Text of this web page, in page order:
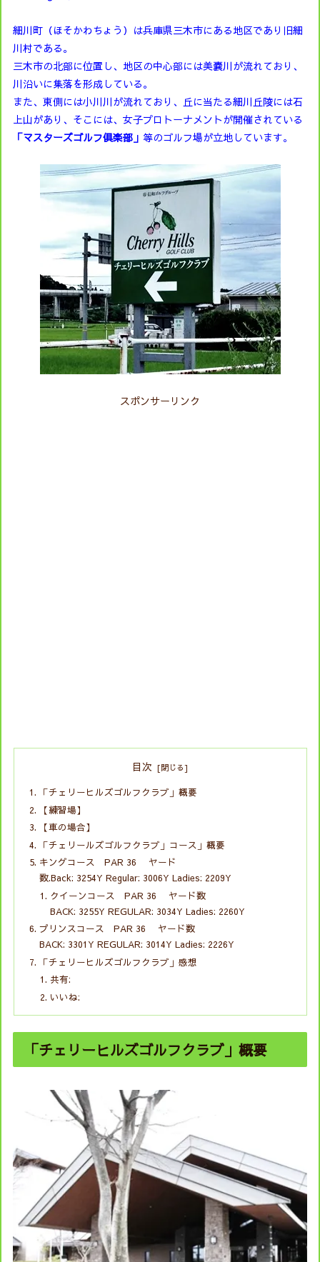
細川町（ほそかわちょう）は兵庫県三木市にある地区であり旧細
川村である。
三木市の北部に位置し、地区の中心部には美嚢川が流れており、
川沿いに集落を形成している。
また、東側には小川川が流れており、丘に当たる細川丘陵には石
上山があり、そこには、女子プロトーナメントが開催されている
「マスターズゴルフ倶楽部」 等のゴルフ場が立地しています。
スポンサーリンク
目次
「チェリーヒルズゴルフクラブ」概要
【練習場】
【車の場合】
「チェリールズゴルフクラブ」コース」概要
キングコース PAR 36 ヤード
数.Back: 3254Y Regular: 3006Y Ladies: 2209Y
クイーンコース PAR 36 ヤード数
BACK: 3255Y REGULAR: 3034Y Ladies: 2260Y
プリンスコース PAR 36 ヤード数
BACK: 3301Y REGULAR: 3014Y Ladies: 2226Y
「チェリーヒルズゴルフクラブ」感想
共有:
いいね:
「チェリーヒルズゴルフクラブ」概要